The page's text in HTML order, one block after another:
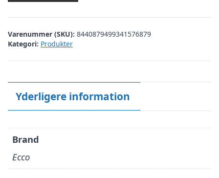
Varenummer (SKU): 8440879499341576879
Kategori: Produkter
Yderligere information
Brand
Ecco